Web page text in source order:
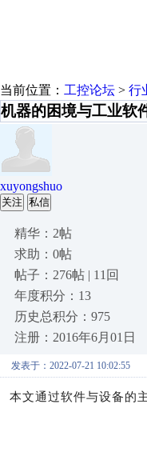
当前位置： 工控论坛 > 行
机器的困境与工业软
xuyongshuo
关注 私信
精华：2帖
求助：0帖
帖子：276帖 | 11回
年度积分：13
历史总积分：975
注册：2016年6月01日
发表于：2022-07-21 10:02:55
本文通过软件与设备的